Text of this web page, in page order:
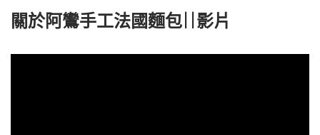
關於阿鸞手工法國麵包||影片